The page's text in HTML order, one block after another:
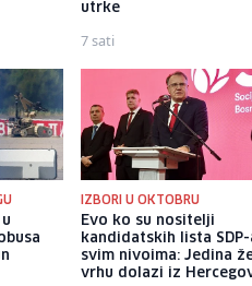
utrke
7 sati
IZBORI U OKTOBRU
Evo ko su nositelji
kandidatskih lista SDP-
svim nivoima: Jedina
vrhu dolazi iz